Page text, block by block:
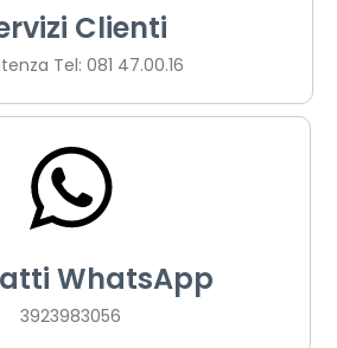
Clienti
Tel: 081 47.00.16
WhatsApp
3923983056